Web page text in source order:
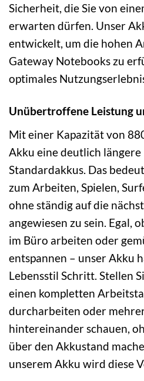
Sicherheit, die Sie von
erwarten dürfen. Unser
entwickelt, um die hohen
Gateway Notebooks zu
optimales
Unübertroffene Leistung
Mit einer Kapazität von
Akku eine deutlich längere
Standardakkus. Das
zum Arbeiten, Spielen,
ohne ständig auf die
angewiesen zu sein. Egal,
im Büro arbeiten oder
entspannen – unser Akku
Lebensstil Schritt. Stellen
einen kompletten
durcharbeiten oder
hintereinander schauen,
über den Akkustand
unserem Akku wird diese